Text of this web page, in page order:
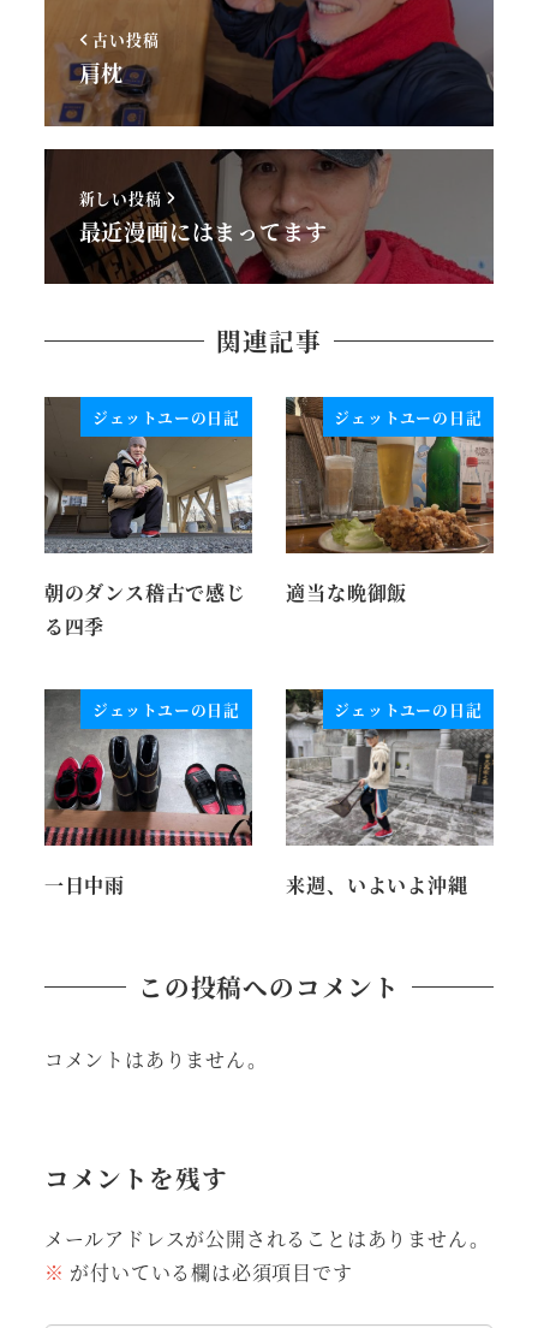
古い投稿
肩枕
新しい投稿
最近漫画にはまってます
関連記事
ジェットユーの日記
朝のダンス稽古で感じ
る四季
ジェットユーの日記
適当な晩御飯
ジェットユーの日記
一日中雨
ジェットユーの日記
来週、いよいよ沖縄
この投稿へのコメント
コメントはありません。
コメントを残す
メールアドレスが公開されることはありません。
※ が付いている欄は必須項目です